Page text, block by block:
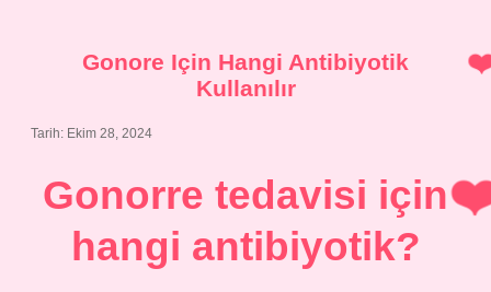
Gonore Için Hangi Antibiyotik
Kullanılır
Tarih: Ekim 28, 2024
Gonorre tedavisi için
hangi antibiyotik?